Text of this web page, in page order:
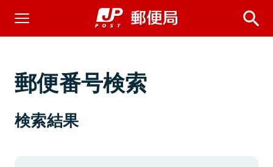
郵便番号検索
検索結果